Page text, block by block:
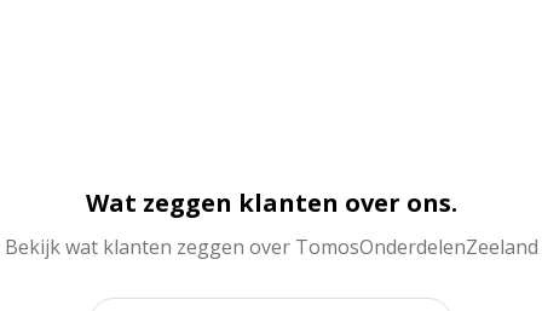
Wat zeggen klanten over ons.
Bekijk wat klanten zeggen over TomosOnderdelenZeeland